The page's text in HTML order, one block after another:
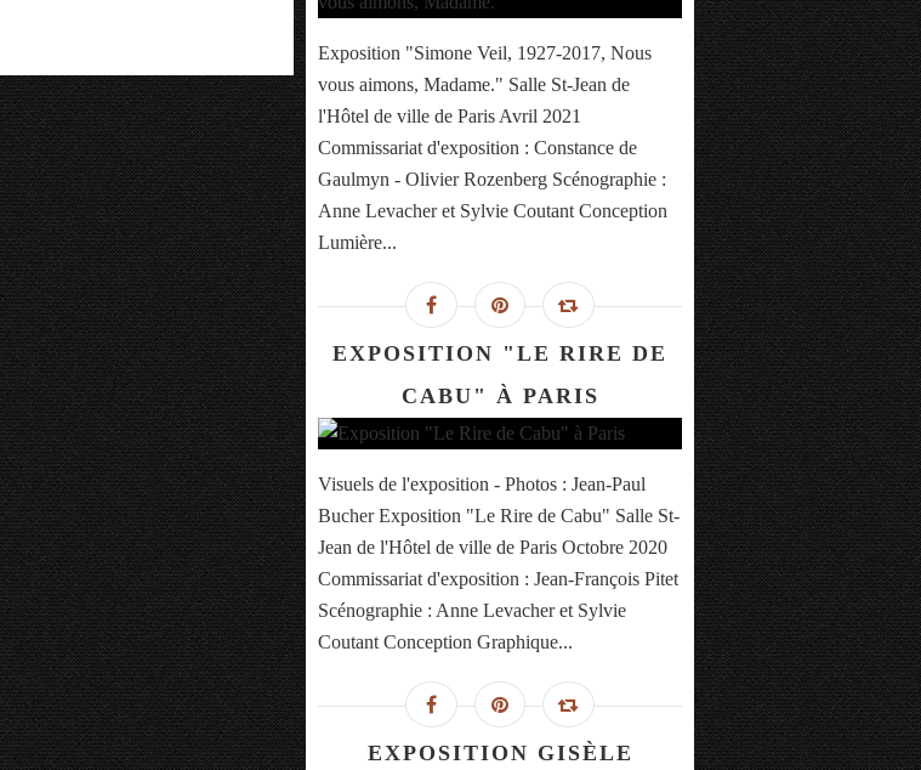
Exposition "Simone Veil, 1927-2017, Nous
vous aimons, Madame." Salle St-Jean de
l'Hôtel de ville de Paris Avril 2021
Commissariat d'exposition : Constance de
Gaulmyn - Olivier Rozenberg Scénographie :
Anne Levacher et Sylvie Coutant Conception
Lumière...
EXPOSITION "LE RIRE DE
CABU" À PARIS
Visuels de l'exposition - Photos : Jean-Paul
Bucher Exposition "Le Rire de Cabu" Salle St-
Jean de l'Hôtel de ville de Paris Octobre 2020
Commissariat d'exposition : Jean-François Pitet
Scénographie : Anne Levacher et Sylvie
Coutant Conception Graphique...
EXPOSITION GISÈLE